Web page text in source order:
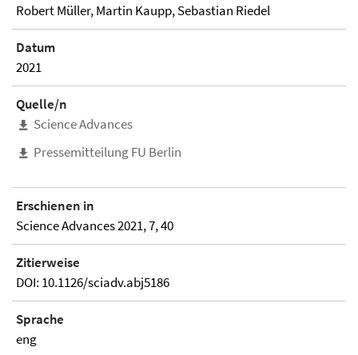
Robert Müller, Martin Kaupp, Sebastian Riedel
Datum
2021
Quelle/n
Science Advances
Pressemitteilung FU Berlin
Erschienen in
Science Advances 2021, 7, 40
Zitierweise
DOI: 10.1126/sciadv.abj5186
Sprache
eng